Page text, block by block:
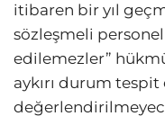
itibaren bir yıl
sözleşmeli
edilemezler”
aykırı durum